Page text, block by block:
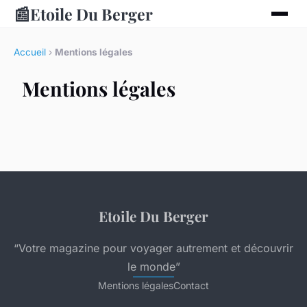
📰Etoile Du Berger
Accueil › Mentions légales
Mentions légales
Etoile Du Berger
“Votre magazine pour voyager autrement et découvrir
le monde”
Mentions légalesContact